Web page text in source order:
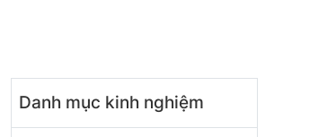
Danh mục kinh nghiệm